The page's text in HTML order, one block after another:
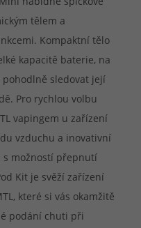
tělem a
Kompaktní tělo
kapacitě baterie, na
sledovat její
Pro rychlou volbu
vapingem u zařízení
vzduchu a inovativní
s možností přepnutí
Kit je svěží zařízení
které si vás okamžitě
podání chuti při